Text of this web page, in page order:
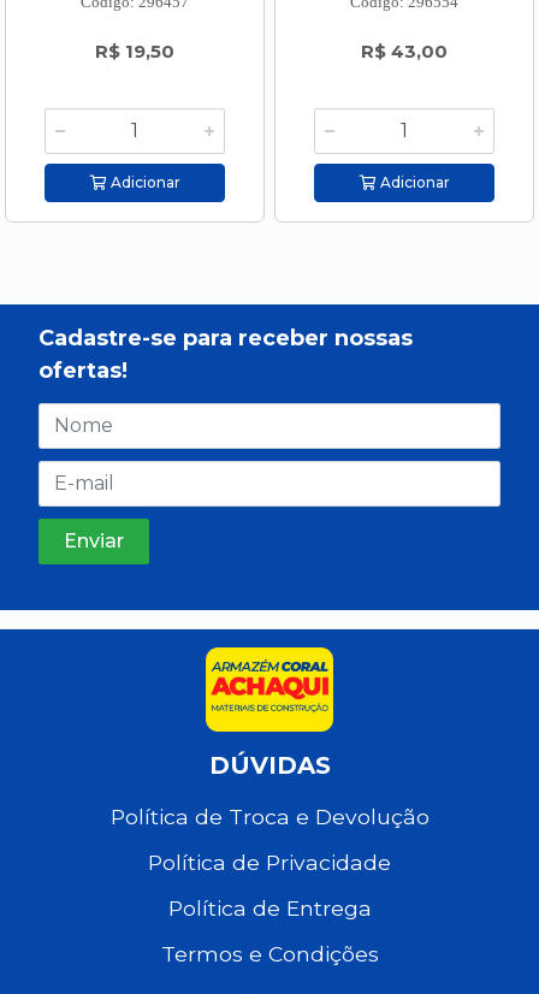
R$ 19,50
Adicionar
R$ 43,00
Adicionar
Cadastre-se para receber nossas
ofertas!
DÚVIDAS
Política de Troca e Devolução
Política de Privacidade
Política de Entrega
Termos e Condições